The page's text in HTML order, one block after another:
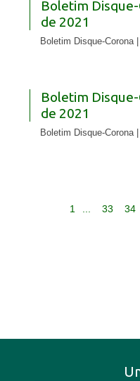
Boletim
de 2021
Boletim Disque-Corona
Boletim
de 2021
Boletim Disque-Corona
1 ... 33 34